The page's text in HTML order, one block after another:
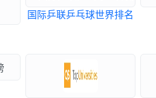
国际乒联乒乓球世界排名